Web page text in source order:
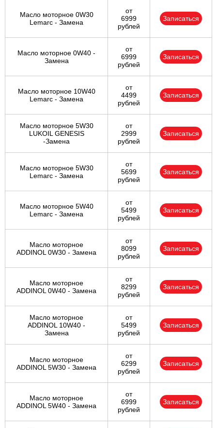
Масло моторное 0W30
Lemarc - Замена
от
6999
рублей
Записаться
Масло моторное 0W40 -
Замена
от
6999
рублей
Записаться
Масло моторное 10W40
Lemarc - Замена
от
4499
рублей
Записаться
Масло моторное 5W30
LUKOIL GENESIS
-Замена
от
2999
рублей
Записаться
Масло моторное 5W30
Lemarc - Замена
от
5699
рублей
Записаться
Масло моторное 5W40
Lemarc - Замена
от
5499
рублей
Записаться
Масло моторное
ADDINOL 0W30 - Замена
от
8099
рублей
Записаться
Масло моторное
ADDINOL 0W40 - Замена
от
8299
рублей
Записаться
Масло моторное
ADDINOL 10W40 -
Замена
от
5499
рублей
Записаться
Масло моторное
ADDINOL 5W30 - Замена
от
6299
рублей
Записаться
Масло моторное
ADDINOL 5W40 - Замена
от
6999
рублей
Записаться